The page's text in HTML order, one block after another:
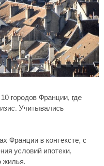
городов Франции, где
Учитывались
Франции в контексте, с
условий ипотеки,
жилья.